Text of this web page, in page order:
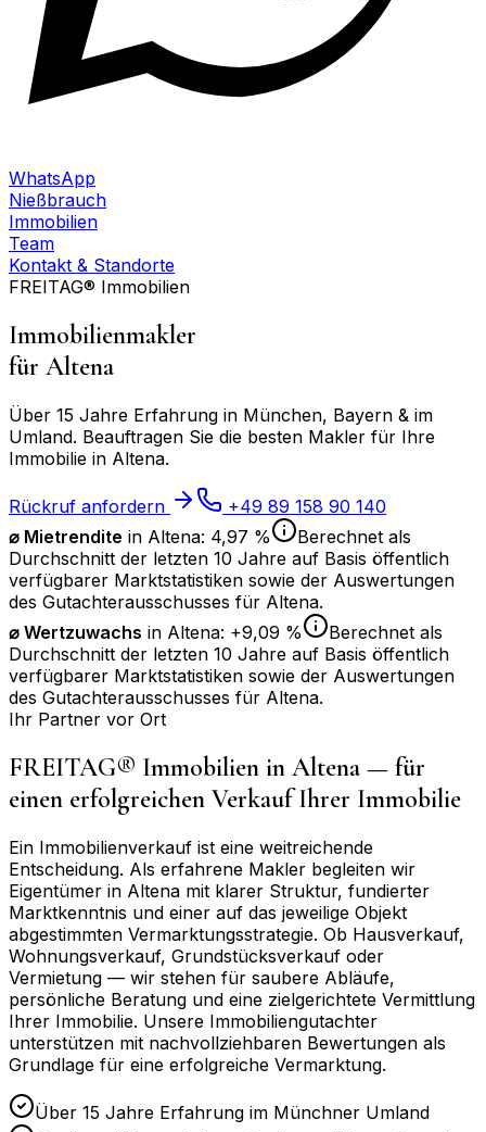
WhatsApp
Nießbrauch
Immobilien
Team
Kontakt & Standorte
FREITAG® Immobilien
Immobilienmakler
für Altena
Über 15 Jahre Erfahrung in München, Bayern & im
Umland. Beauftragen Sie die besten Makler für Ihre
Immobilie in Altena.
Rückruf anfordern
+49 89 158 90 140
⌀ Mietrendite in Altena: 4,97 %
Berechnet als
Durchschnitt der letzten 10 Jahre auf Basis öffentlich
verfügbarer Marktstatistiken sowie der Auswertungen
des Gutachterausschusses für Altena.
⌀ Wertzuwachs in Altena: +9,09 %
Berechnet als
Durchschnitt der letzten 10 Jahre auf Basis öffentlich
verfügbarer Marktstatistiken sowie der Auswertungen
des Gutachterausschusses für Altena.
Ihr Partner vor Ort
FREITAG® Immobilien in Altena — für
einen erfolgreichen Verkauf Ihrer Immobilie
Ein Immobilienverkauf ist eine weitreichende
Entscheidung. Als erfahrene Makler begleiten wir
Eigentümer in Altena mit klarer Struktur, fundierter
Marktkenntnis und einer auf das jeweilige Objekt
abgestimmten Vermarktungsstrategie. Ob Hausverkauf,
Wohnungsverkauf, Grundstücksverkauf oder
Vermietung — wir stehen für saubere Abläufe,
persönliche Beratung und eine zielgerichtete Vermittlung
Ihrer Immobilie. Unsere Immobiliengutachter
unterstützen mit nachvollziehbaren Bewertungen als
Grundlage für eine erfolgreiche Vermarktung.
Über 15 Jahre Erfahrung im Münchner Umland